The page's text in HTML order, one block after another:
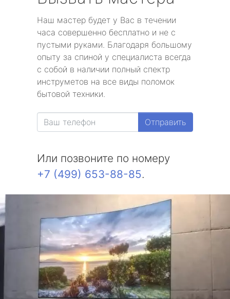
Наш мастер будет у Вас в течении
часа совершенно бесплатно и не с
пустыми руками. Благодаря большому
опыту за спиной у специалиста всегда
с собой в наличии полный спектр
инструметов на все виды поломок
бытовой техники.
Отправить
Или позвоните по номеру
+7 (499) 653-88-85.